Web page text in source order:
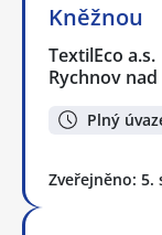
Kněžnou
TextilEco a.s.
Rychnov
Plný
Zveřejněno: 5.